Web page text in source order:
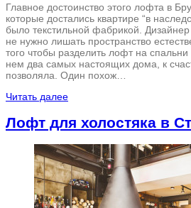
Главное достоинство этого лофта в
которые достались квартире “в
было текстильной фабрикой.
не нужно лишать пространство
того чтобы разделить лофт на
нем два самых настоящих дома, к
позволяла. Один похож…
Читать далее
Лофт для холостяка в